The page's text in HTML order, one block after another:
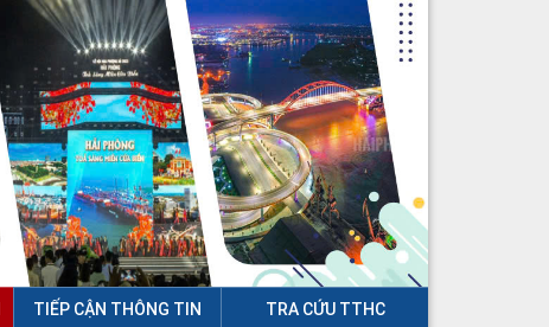
TIẾP CẬN THÔNG TIN TRA CỨU TTHC